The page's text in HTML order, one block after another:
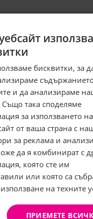
към
използва
бисквитки, за
и да анализираме
Също така споделяме
за използването на
от ваша страна с
за реклама и
да я комбинират с
която сте им
или която са
на техните
ПРИЕМЕТЕ
се за
-5%отстъпка!
АБОНИРАНЕ
Не, благодаря